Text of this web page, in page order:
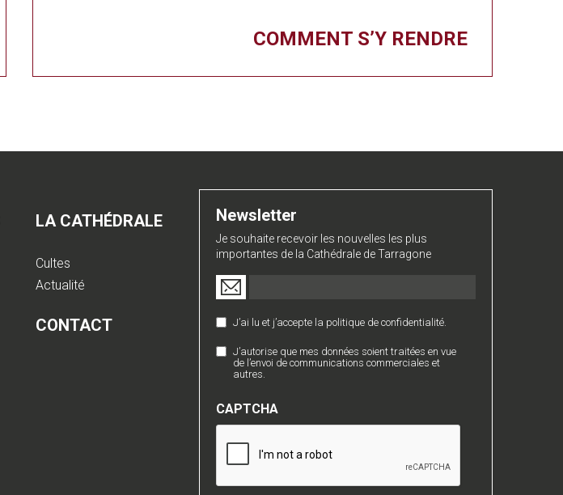
COMMENT S’Y RENDRE
LA CATHÉDRALE
Cultes
Actualité
CONTACT
Newsletter
Je souhaite recevoir les nouvelles les plus
importantes de la Cathédrale de Tarragone
Email
(Nécessaire)
Política
de
Privacidad
(Nécessaire)
J’ai lu et j’accepte la politique de confidentialité.
Comunicaciones
Comerciales
J’autorise que mes données soient traitées en vue
de l’envoi de communications commerciales et
autres.
CAPTCHA